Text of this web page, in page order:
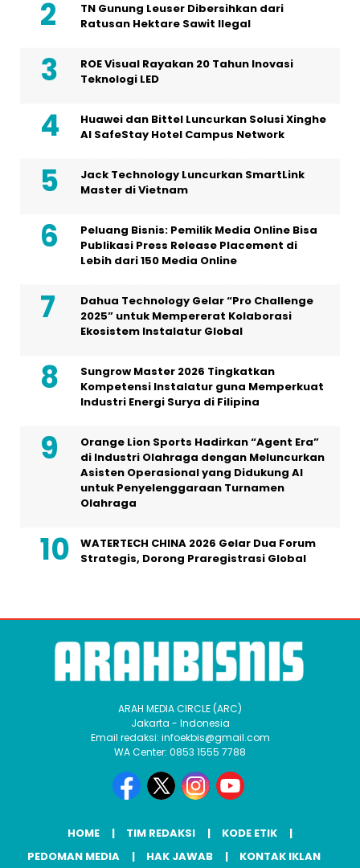
TN Gunung Leuser Dibersihkan dari
Ratusan Hektare Sawit Ilegal
ROE Visual Rayakan 20 Tahun Inovasi
Teknologi LED
Huawei dan Bittel Luncurkan Solusi Xinghe
Al SafeStay Hotel Campus Network
Jack Technology Luncurkan SmartLink
Master di Vietnam
Peluang Bisnis: Pemilik Media Online Bisa
Publikasi Press Release Placement di
Lebih dari 150 Media Online
Dahua Technology Gelar “Pro Challenge
2025” untuk Mempererat Kolaborasi
Ekosistem Instalatur Global
Sungrow Master 2026 Tingkatkan
Kompetensi Instalatur guna Memperkuat
Industri Energi Surya di Filipina
Orange Lion Sports Hadirkan “Agent Era”
di Industri Olahraga dengan Meluncurkan
Asisten Operasional yang Didukung AI
untuk Penyelenggaraan Turnamen
Olahraga
WATERTECH CHINA 2026 Gelar Dua Forum
Strategis, Dorong Praregistrasi Global
ARAH MEDIA CIRCLE (ARC)
Jakarta - Indonesia
Email redaksi: infoekbis@gmail.com
WA Center: 0853 1555 7788
HOME TIM REDAKSI
KODE ETIK
PEDOMAN MEDIA
HAK JAWAB KONTAK IKLAN